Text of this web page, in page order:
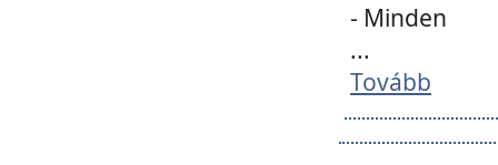
- Minden
...
Tovább